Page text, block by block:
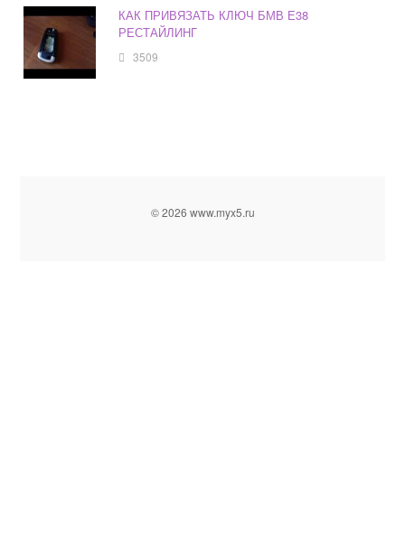
КАК ПРИВЯЗАТЬ КЛЮЧ БМВ Е38
РЕСТАЙЛИНГ
3509
© 2026 www.myx5.ru